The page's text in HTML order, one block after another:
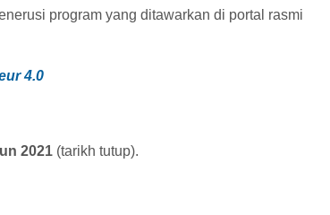
program yang ditawarkan di portal rasmi
4.0
2021 (tarikh tutup).